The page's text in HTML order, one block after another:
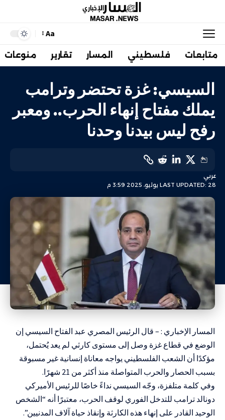
Aa
متابعات فلسطيني المسار تقارير منوعات
السيسي: غزة تحتضر وترامب
يملك مفتاح إنهاء الحرب.. ومعبر
رفح ليس بيدنا وحدنا
LAST UPDATED: 28 يوليو، 2025 3:59 م
عربي
المسار الإخباري : – قال الرئيس المصري عبد الفتاح السيسي إن
الوضع في قطاع غزة وصل إلى مستوى كارثي لم يعد يُحتمل،
مؤكدًا أن الشعب الفلسطيني يواجه معاناة إنسانية غير مسبوقة
بسبب الحصار والحرب المتواصلة منذ أكثر من 21 شهرًا.
وفي كلمة متلفزة، وجّه السيسي نداءً خاصًا للرئيس الأميركي
دونالد ترامب للتدخل الفوري لوقف الحرب، معتبرًا أنه “الشخص
الوحيد القادر على إنهاء هذه الكارثة وإنقاذ حياة آلاف المدنيين”.